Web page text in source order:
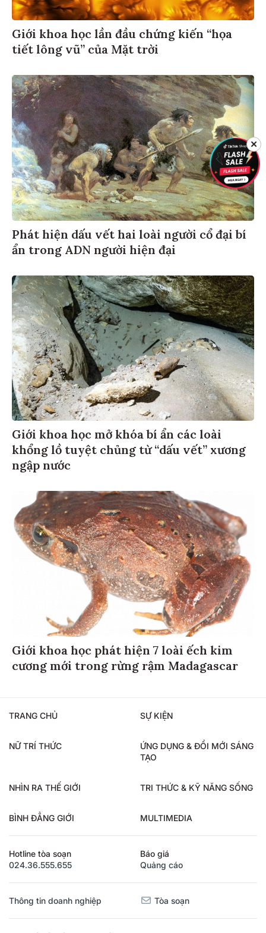
Giới khoa học lần đầu chứng kiến “họa
tiết lông vũ” của Mặt trời
Phát hiện dấu vết hai loài người cổ đại bí
ẩn trong ADN người hiện đại
Giới khoa học mở khóa bí ẩn các loài
khổng lồ tuyệt chủng từ “dấu vết” xương
ngập nước
Giới khoa học phát hiện 7 loài ếch kim
cương mới trong rừng rậm Madagascar
TRANG CHỦ SỰ KIỆN
NỮ TRÍ THỨC
ỨNG DỤNG & ĐỔI MỚI SÁNG
TẠO
NHÌN RA THẾ GIỚI TRI THỨC & KỸ NĂNG SỐNG
BÌNH ĐẲNG GIỚI MULTIMEDIA
Hotline tòa soạn
024.36.555.655
Báo giá
Quảng cáo
Thông tin doanh nghiệp Tòa soạn
✕